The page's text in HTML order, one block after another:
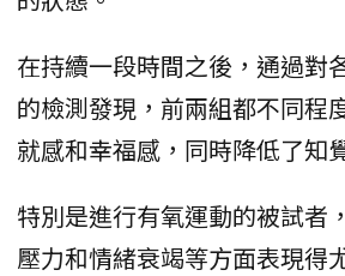
在持續一段時間之後，通過對
的檢測發現，前兩組都不同程
就感和幸福感，同時降低了知
特別是進行有氧運動的被試者
壓力和情緒衰竭等方面表現得